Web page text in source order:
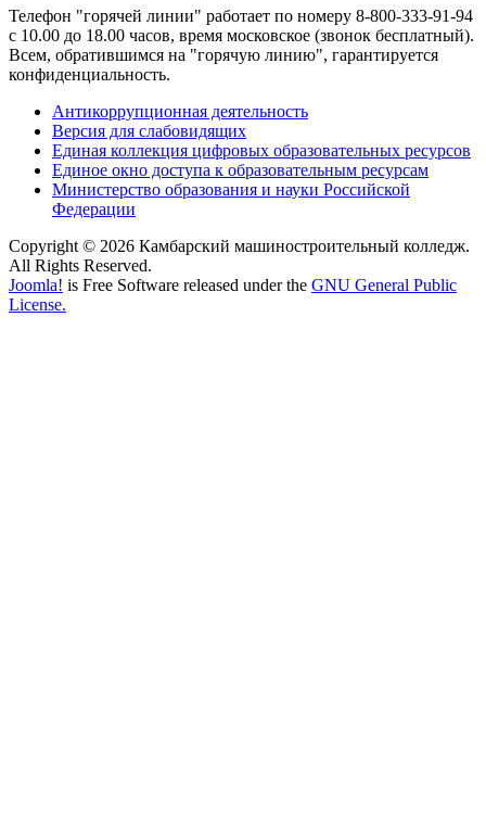
Телефон "горячей линии" работает по номеру 8-800-333-91-94
с 10.00 до 18.00 часов, время московское (звонок бесплатный).
Всем, обратившимся на "горячую линию", гарантируется
конфиденциальность.
Антикоррупционная деятельность
Версия для слабовидящих
Единая коллекция цифровых образовательных ресурсов
Единое окно доступа к образовательным ресурсам
Министерство образования и науки Российской
Федерации
Copyright © 2026 Камбарский машиностроительный колледж.
All Rights Reserved.
Joomla! is Free Software released under the GNU General Public
License.